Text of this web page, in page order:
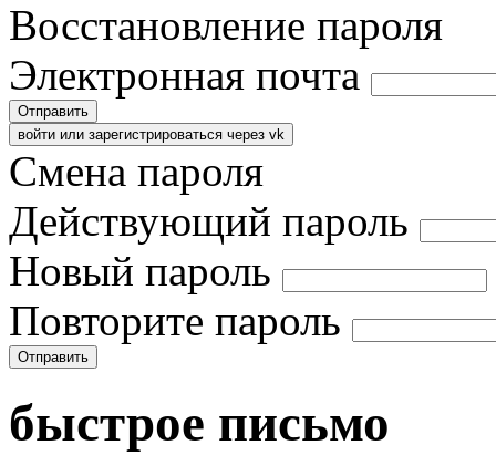
Восстановление пароля
Электронная почта
Отправить
войти или зарегистрироваться через vk
Смена пароля
Действующий пароль
Новый пароль
Повторите пароль
Отправить
быстрое письмо